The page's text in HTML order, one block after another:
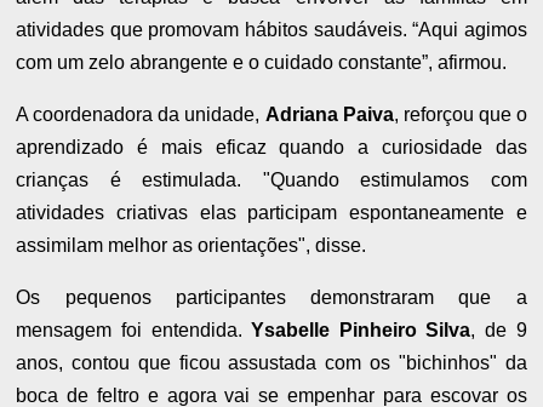
atividades que promovam hábitos saudáveis. “Aqui agimos
com um zelo abrangente e o cuidado constante”, afirmou.
A coordenadora da unidade, Adriana Paiva, reforçou que o
aprendizado é mais eficaz quando a curiosidade das
crianças é estimulada. "Quando estimulamos com
atividades criativas elas participam espontaneamente e
assimilam melhor as orientações", disse.
Os pequenos participantes demonstraram que a
mensagem foi entendida.Ysabelle Pinheiro Silva, de 9
anos, contou que ficou assustada com os "bichinhos" da
boca de feltro e agora vai se empenhar para escovar os